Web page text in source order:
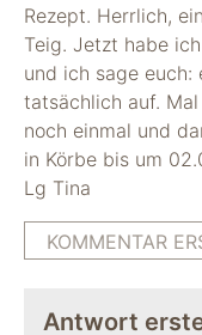
Rezept. Herrlich,
Teig. Jetzt habe
und ich sage euch:
tatsächlich auf.
noch einmal und
in Körbe bis um
Lg Tina
KOMMENTAR
Antwort